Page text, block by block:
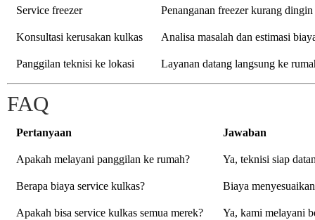
Service freezer Penanganan freezer kurang
Konsultasi kerusakan kulkas Analisa masalah dan estimasi
Panggilan teknisi ke lokasi Layanan datang langsung ke
FAQ
Pertanyaan Jawaban
Apakah melayani panggilan ke rumah? Ya, teknisi siap
Berapa biaya service kulkas? Biaya
Apakah bisa service kulkas semua merek? Ya, kami melayani